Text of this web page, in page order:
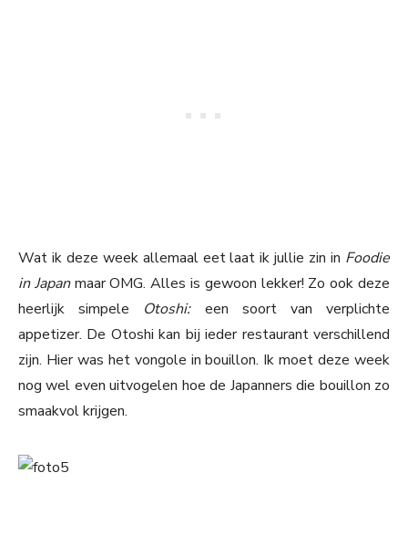
Wat ik deze week allemaal eet laat ik jullie zin in Foodie
in Japanmaar OMG. Alles is gewoon lekker! Zo ook deze
heerlijk simpele Otoshi: een soort van verplichte
appetizer. De Otoshi kan bij ieder restaurant verschillend
zijn. Hier was het vongole in bouillon. Ik moet deze week
nog wel even uitvogelen hoe de Japanners die bouillon zo
smaakvol krijgen.